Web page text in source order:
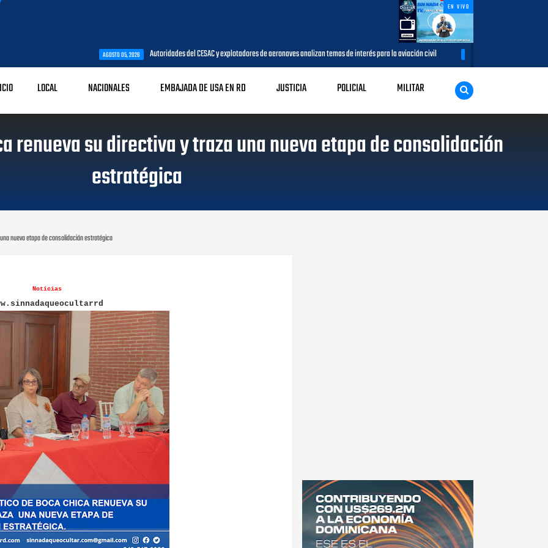
EN VIVO
Autoridades del CESAC y explotadores de aeronaves analizan temas de interés para la aviación civil AGOSTO 05, 2026 Más de 7,7 millones de
LOCAL NACIONALES EMBAJADA DE USA EN RD JUSTICIA POLICIAL MILITAR
renueva su directiva y traza una nueva etapa de consolidación
estratégica
nueva etapa de consolidación estratégica
Noticias